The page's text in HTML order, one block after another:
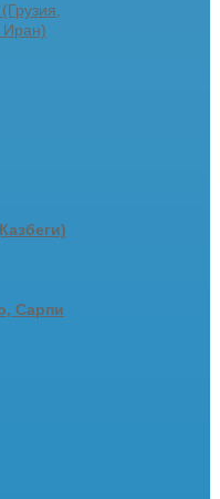
Иран)
Сарпи